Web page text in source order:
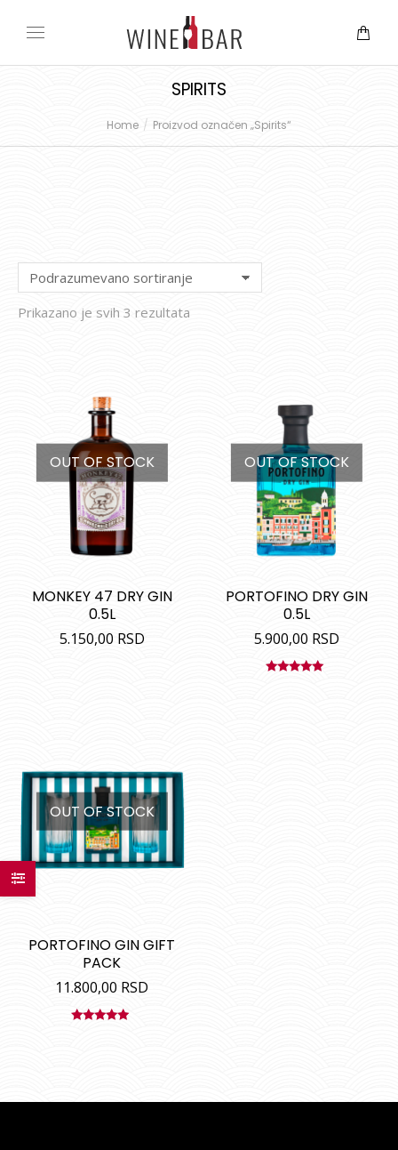
SPIRITS
You are here:Home Proizvod označen „Spirits“
Prikazano je svih 3 rezultata
OUT OF STOCK
MONKEY 47 DRY GIN
0.5L
5.150,00 RSD
OUT OF STOCK
PORTOFINO DRY GIN
0.5L
5.900,00 RSD
OUT OF STOCK
PORTOFINO GIN GIFT
PACK
11.800,00 RSD